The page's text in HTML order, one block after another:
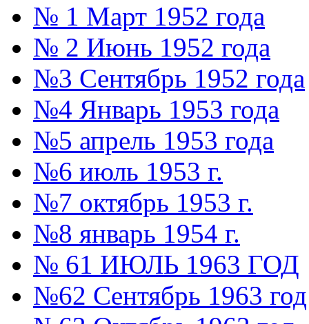
№ 1 Март 1952 года
№ 2 Июнь 1952 года
№3 Сентябрь 1952 года
№4 Январь 1953 года
№5 апрель 1953 года
№6 июль 1953 г.
№7 октябрь 1953 г.
№8 январь 1954 г.
№ 61 ИЮЛЬ 1963 ГОД
№62 Сентябрь 1963 год